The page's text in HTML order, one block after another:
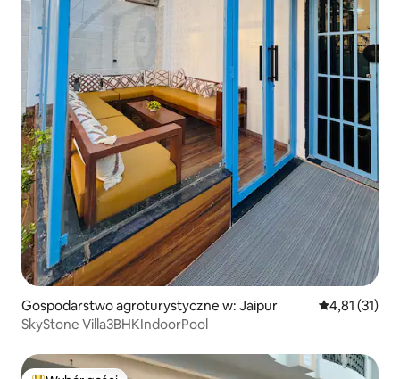
Gospodarstwo agroturystyczne w: Jaipur Średnia
4,81 (31)
SkyStone Villa3BHKIndoorPool